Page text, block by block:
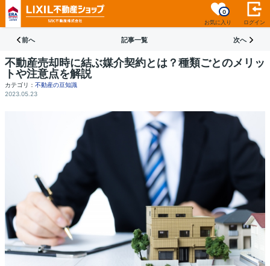
お気に入り
0
ログイン
前へ 記事一覧 次へ
不動産売却時に結ぶ媒介契約とは？種類ごとのメリッ
トや注意点を解説
カテゴリ： 不動産の豆知識
2023.05.23